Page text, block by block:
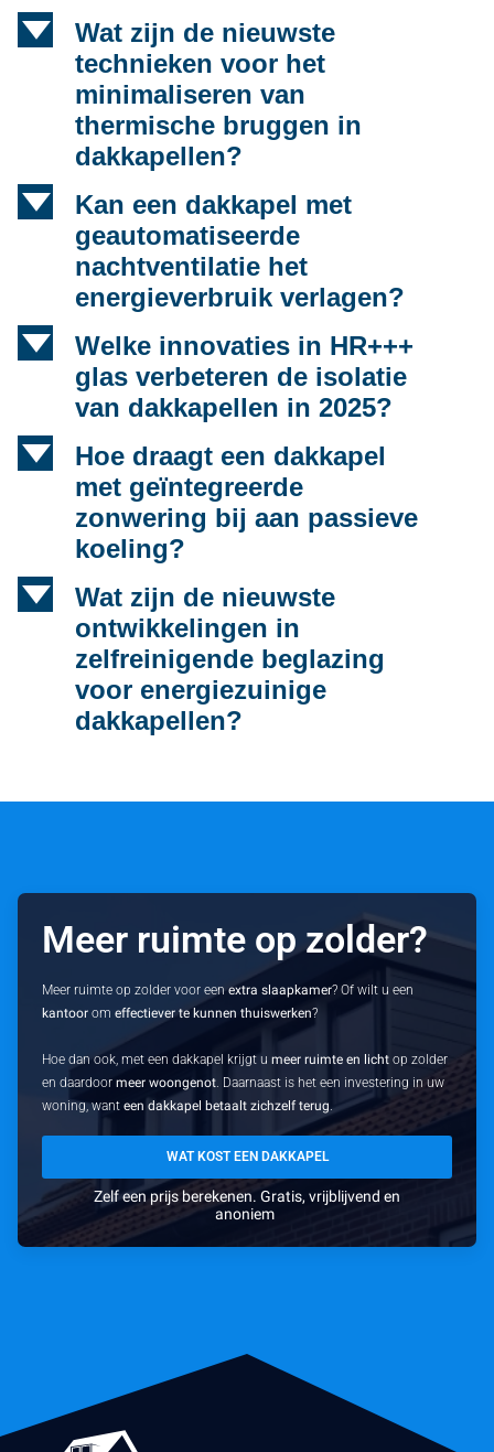
d
Wat zijn de nieuwste
technieken voor het
minimaliseren van
thermische bruggen in
dakkapellen?
d
Kan een dakkapel met
geautomatiseerde
nachtventilatie het
energieverbruik verlagen?
d
Welke innovaties in HR+++
glas verbeteren de isolatie
van dakkapellen in 2025?
d
Hoe draagt een dakkapel
met geïntegreerde
zonwering bij aan passieve
koeling?
d
Wat zijn de nieuwste
ontwikkelingen in
zelfreinigende beglazing
voor energiezuinige
dakkapellen?
Meer ruimte op zolder?
Meer ruimte op zolder voor eenextra slaapkamer? Of wilt u een
kantoor omeffectiever te kunnen thuiswerken?
Hoe dan ook, met een dakkapel krijgt umeer ruimte en licht op zolder
en daardoormeer woongenot. Daarnaast is het een investering in uw
woning, wanteen dakkapel betaalt zichzelf terug.
WAT KOST EEN DAKKAPEL
Zelf een prijs berekenen. Gratis, vrijblijvend en
anoniem